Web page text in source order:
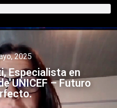
2025
Especialista en
UNICEF – Futuro